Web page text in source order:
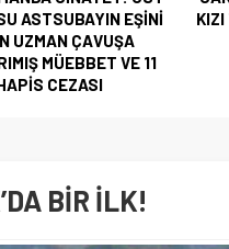
ASTSUBAYIN EŞİNİ
UZMAN ÇAVUŞA
MÜEBBET VE 11
CEZASI
KIZI
BİR İLK!